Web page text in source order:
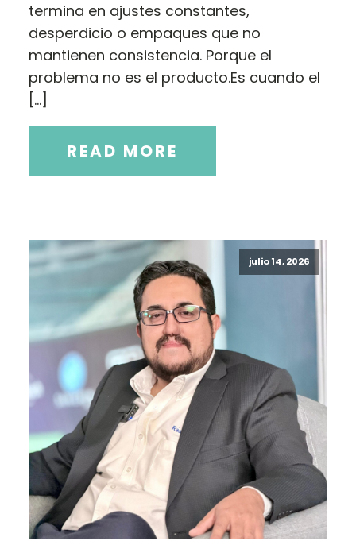
termina en ajustes constantes,
desperdicio o empaques que no
mantienen consistencia. Porque el
problema no es el producto.Es cuando el
[…]
READ MORE
julio 14, 2026